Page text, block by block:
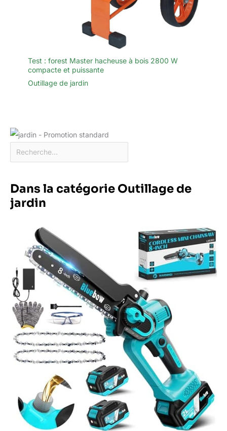
Test : forest Master hacheuse à bois 2800 W
compacte et puissante
Outillage de jardin
Dans la catégorie Outillage de
jardin